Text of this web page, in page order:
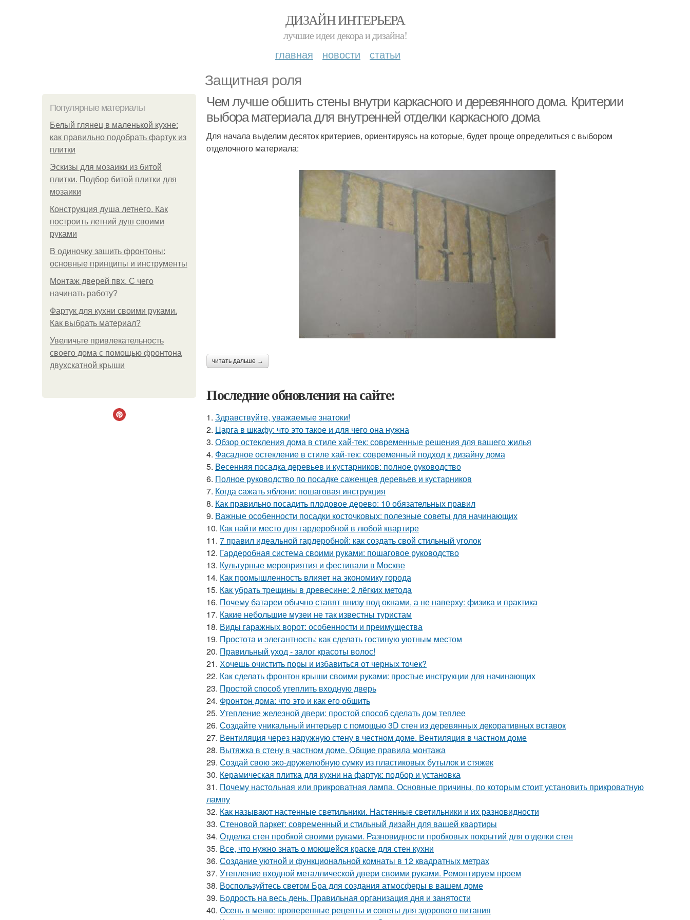
ДИЗАЙН ИНТЕРЬЕРА
лучшие идеи декора и дизайна!
главная новости статьи
Защитная роля
Популярные материалы
Белый глянец в маленькой кухне:
как правильно подобрать фартук из
плитки
Эскизы для мозаики из битой
плитки. Подбор битой плитки для
мозаики
Конструкция душа летнего. Как
построить летний душ своими
руками
В одиночку зашить фронтоны:
основные принципы и инструменты
Монтаж дверей пвх. С чего
начинать работу?
Фартук для кухни своими руками.
Как выбрать материал?
Увеличьте привлекательность
своего дома с помощью фронтона
двухскатной крыши
Чем лучше обшить стены внутри каркасного и деревянного дома. Критерии
выбора материала для внутренней отделки каркасного дома
Для начала выделим десяток критериев, ориентируясь на которые, будет проще определиться с выбором
отделочного материала:
читать дальше →
Последние обновления на сайте:
1. Здравствуйте, уважаемые знатоки!
2. Царга в шкафу: что это такое и для чего она нужна
3. Обзор остекления дома в стиле хай-тек: современные решения для вашего жилья
4. Фасадное остекление в стиле хай-тек: современный подход к дизайну дома
5. Весенняя посадка деревьев и кустарников: полное руководство
6. Полное руководство по посадке саженцев деревьев и кустарников
7. Когда сажать яблони: пошаговая инструкция
8. Как правильно посадить плодовое дерево: 10 обязательных правил
9. Важные особенности посадки косточковых: полезные советы для начинающих
10. Как найти место для гардеробной в любой квартире
11. 7 правил идеальной гардеробной: как создать свой стильный уголок
12. Гардеробная система своими руками: пошаговое руководство
13. Культурные мероприятия и фестивали в Москве
14. Как промышленность влияет на экономику города
15. Как убрать трещины в древесине: 2 лёгких метода
16. Почему батареи обычно ставят внизу под окнами, а не наверху: физика и практика
17. Какие небольшие музеи не так известны туристам
18. Виды гаражных ворот: особенности и преимущества
19. Простота и элегантность: как сделать гостиную уютным местом
20. Правильный уход - залог красоты волос!
21. Хочешь очистить поры и избавиться от черных точек?
22. Как сделать фронтон крыши своими руками: простые инструкции для начинающих
23. Простой способ утеплить входную дверь
24. Фронтон дома: что это и как его обшить
25. Утепление железной двери: простой способ сделать дом теплее
26. Создайте уникальный интерьер с помощью 3D стен из деревянных декоративных вставок
27. Вентиляция через наружную стену в честном доме. Вентиляция в частном доме
28. Вытяжка в стену в частном доме. Общие правила монтажа
29. Создай свою эко-дружелюбную сумку из пластиковых бутылок и стяжек
30. Керамическая плитка для кухни на фартук: подбор и установка
31. Почему настольная или прикроватная лампа. Основные причины, по которым стоит установить прикроватную
лампу
32. Как называют настенные светильники. Настенные светильники и их разновидности
33. Стеновой паркет: современный и стильный дизайн для вашей квартиры
34. Отделка стен пробкой своими руками. Разновидности пробковых покрытий для отделки стен
35. Все, что нужно знать о моющейся краске для стен кухни
36. Создание уютной и функциональной комнаты в 12 квадратных метрах
37. Утепление входной металлической двери своими руками. Ремонтируем проем
38. Воспользуйтесь светом Бра для создания атмосферы в вашем доме
39. Бодрость на весь день. Правильная организация дня и занятости
40. Осень в меню: проверенные рецепты и советы для здорового питания